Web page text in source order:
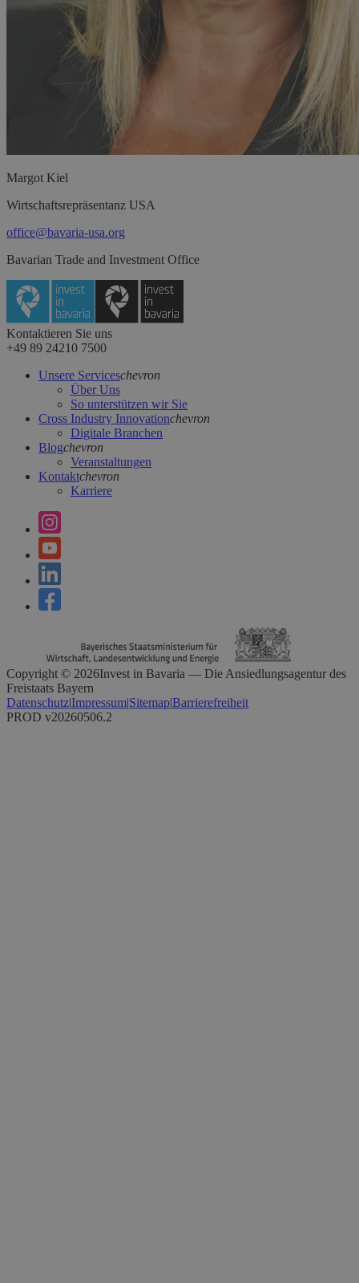
Margot Kiel
Wirtschaftsrepräsentanz USA
office@bavaria-usa.org
Bavarian Trade and Investment Office
Kontaktieren Sie uns
+49 89 24210 7500
Unsere Serviceschevron
Über Uns
So unterstützen wir Sie
Cross Industry Innovationchevron
Digitale Branchen
Blogchevron
Veranstaltungen
Kontaktchevron
Karriere
Copyright © 2026Invest in Bavaria — Die Ansiedlungsagentur des
Freistaats Bayern
Datenschutz|Impressum|Sitemap|Barrierefreiheit
PROD v20260506.2